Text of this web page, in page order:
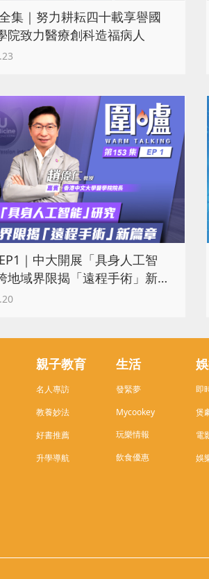
集｜努力耕耘四十載享譽國
致力醫療創科造福病人
｜中大開展「具身人工智
域界限揭「遠程手術」新篇
親子教育
名人專訪
教養妙法
好書推薦
升學導航
生活
發緊夢
Mycookey
玩樂情報
飲食優惠
即
煲
電
娛